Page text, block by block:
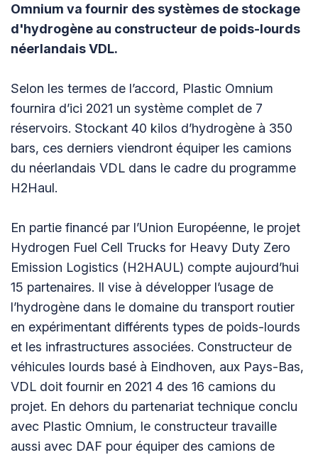
Omnium va fournir des systèmes de stockage
d'hydrogène au constructeur de poids-lourds
néerlandais VDL.
Selon les termes de l’accord, Plastic Omnium
fournira d’ici 2021 un système complet de 7
réservoirs. Stockant 40 kilos d’hydrogène à 350
bars, ces derniers viendront équiper les camions
du néerlandais VDL dans le cadre du programme
H2Haul.
En partie financé par l’Union Européenne, le projet
Hydrogen Fuel Cell Trucks for Heavy Duty Zero
Emission Logistics (H2HAUL) compte aujourd’hui
15 partenaires. Il vise à développer l’usage de
l’hydrogène dans le domaine du transport routier
en expérimentant différents types de poids-lourds
et les infrastructures associées. Constructeur de
véhicules lourds basé à Eindhoven, aux Pays-Bas,
VDL doit fournir en 2021 4 des 16 camions du
projet. En dehors du partenariat technique conclu
avec Plastic Omnium, le constructeur travaille
aussi avec DAF pour équiper des camions de